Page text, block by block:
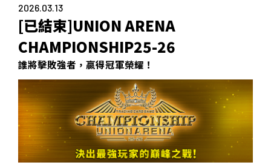
2026.03.13
[已結束]UNION ARENA
CHAMPIONSHIP25-26
誰將擊敗強者，贏得冠軍榮耀！